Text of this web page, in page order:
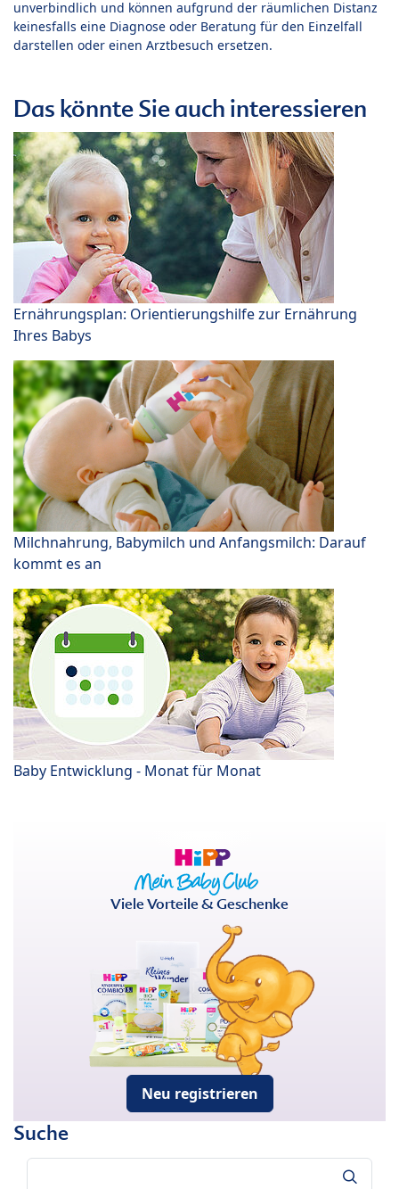
unverbindlich und können aufgrund der räumlichen Distanz
keinesfalls eine Diagnose oder Beratung für den Einzelfall
darstellen oder einen Arztbesuch ersetzen.
Das könnte Sie auch interessieren
Ernährungsplan: Orientierungshilfe zur Ernährung
Ihres Babys
Milchnahrung, Babymilch und Anfangsmilch: Darauf
kommt es an
Baby Entwicklung - Monat für Monat
Viele Vorteile & Geschenke
Neu registrieren
Suche